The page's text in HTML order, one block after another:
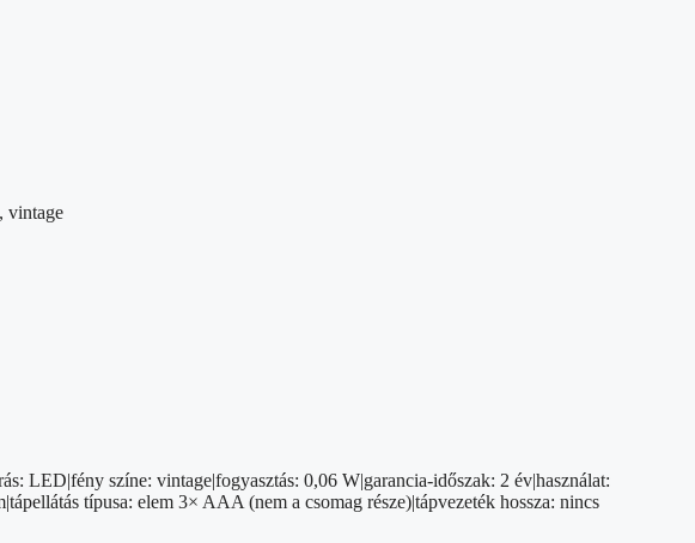
vintage
LED|fény színe: vintage|fogyasztás: 0,06 W|garancia-időszak: 2 év|használat:
típusa: elem 3× AAA (nem a csomag része)|tápvezeték hossza: nincs